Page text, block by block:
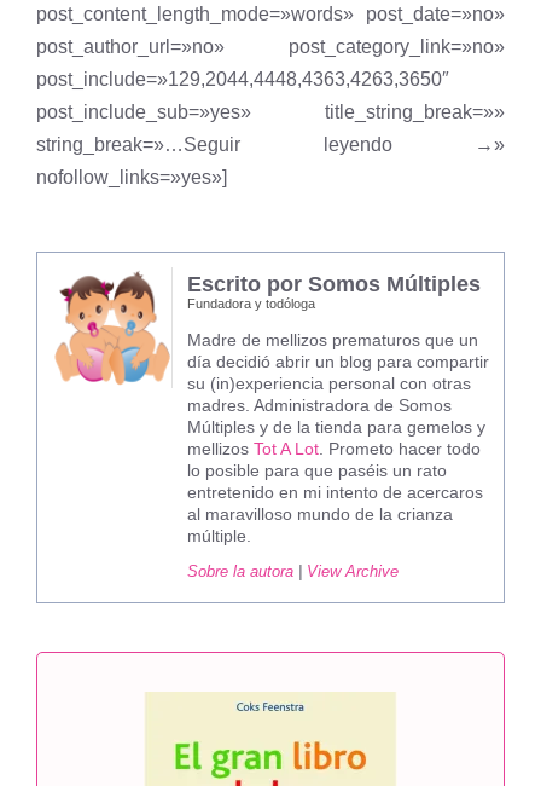
post_content_length_mode=»words» post_date=»no»
post_author_url=»no» post_category_link=»no»
post_include=»129,2044,4448,4363,4263,3650″
post_include_sub=»yes» title_string_break=»»
string_break=»…Seguir leyendo →»
nofollow_links=»yes»]
Escrito por Somos Múltiples
Fundadora y todóloga
Madre de mellizos prematuros que un
día decidió abrir un blog para compartir
su (in)experiencia personal con otras
madres. Administradora de Somos
Múltiples y de la tienda para gemelos y
mellizos Tot A Lot . Prometo hacer todo
lo posible para que paséis un rato
entretenido en mi intento de acercaros
al maravilloso mundo de la crianza
múltiple.
Sobre la autora | View Archive